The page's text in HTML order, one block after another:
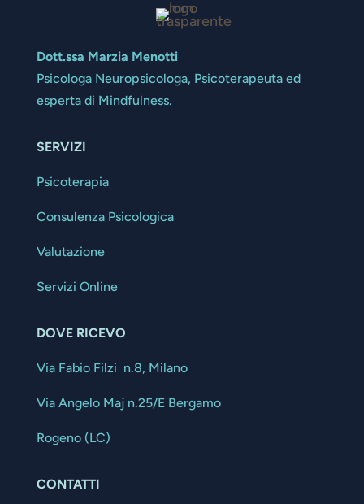
Dott.ssa Marzia Menotti
Psicologa Neuropsicologa, Psicoterapeuta ed
esperta di Mindfulness.
SERVIZI
Psicoterapia
Consulenza Psicologica
Valutazione
Servizi Online
DOVE RICEVO
Via Fabio Filzi n.8, Milano
Via Angelo Maj n.25/E Bergamo
Rogeno (LC)
CONTATTI